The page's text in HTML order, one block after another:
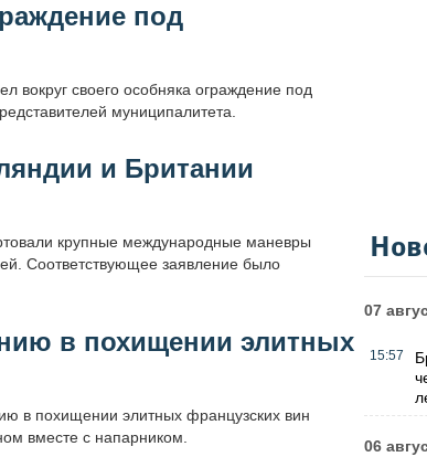
под
вокруг своего особняка ограждение под
муниципалитета.
и Британии
крупные международные маневры
Соответствующее заявление было
в похищении элитных
в похищении элитных французских вин
вместе с напарником.
07
15:57
06